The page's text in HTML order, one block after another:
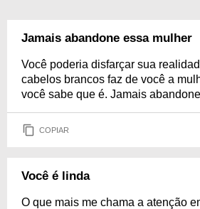
Jamais abandone essa mulher
Você poderia disfarçar sua
cabelos brancos faz de você a
você sabe que é. Jamais
COPIAR
Você é linda
O que mais me chama a atenção